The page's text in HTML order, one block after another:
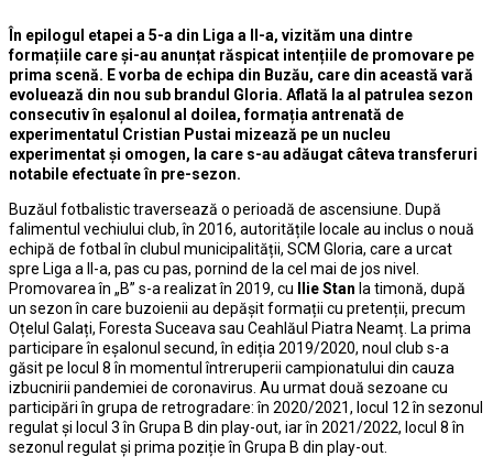
În epilogul etapei a 5-a din Liga a II-a, vizităm una dintre
formațiile care și-au anunțat răspicat intențiile de promovare pe
prima scenă. E vorba de echipa din Buzău, care din această vară
evoluează din nou sub brandul Gloria. Aflată la al patrulea sezon
consecutiv în eșalonul al doilea, formația antrenată de
experimentatul Cristian Pustai mizează pe un nucleu
experimentat și omogen, la care s-au adăugat câteva transferuri
notabile efectuate în pre-sezon.
Buzăul fotbalistic traversează o perioadă de ascensiune. După
falimentul vechiului club, în 2016, autoritățile locale au inclus o nouă
echipă de fotbal în clubul municipalității, SCM Gloria, care a urcat
spre Liga a II-a, pas cu pas, pornind de la cel mai de jos nivel.
Promovarea în „B” s-a realizat în 2019, cu
Ilie Stan la timonă, după
un sezon în care buzoienii au depășit formații cu pretenții, precum
Oțelul Galați, Foresta Suceava sau Ceahlăul Piatra Neamț. La prima
participare în eșalonul secund, în ediția 2019/2020, noul club s-a
găsit pe locul 8 în momentul întreruperii campionatului din cauza
izbucnirii pandemiei de coronavirus. Au urmat două sezoane cu
participări în grupa de retrogradare: în 2020/2021, locul 12 în sezonul
regulat și locul 3 în Grupa B din play-out, iar în 2021/2022, locul 8 în
sezonul regulat și prima poziție în Grupa B din play-out.